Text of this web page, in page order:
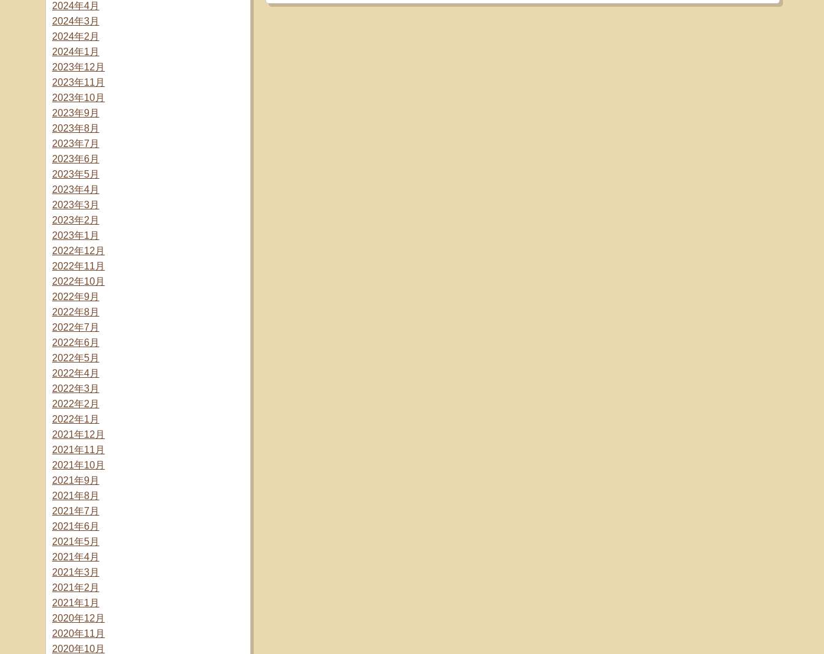
2024年4月
2024年3月
2024年2月
2024年1月
2023年12月
2023年11月
2023年10月
2023年9月
2023年8月
2023年7月
2023年6月
2023年5月
2023年4月
2023年3月
2023年2月
2023年1月
2022年12月
2022年11月
2022年10月
2022年9月
2022年8月
2022年7月
2022年6月
2022年5月
2022年4月
2022年3月
2022年2月
2022年1月
2021年12月
2021年11月
2021年10月
2021年9月
2021年8月
2021年7月
2021年6月
2021年5月
2021年4月
2021年3月
2021年2月
2021年1月
2020年12月
2020年11月
2020年10月